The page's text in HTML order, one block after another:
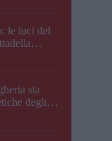
le luci del
sta
degli